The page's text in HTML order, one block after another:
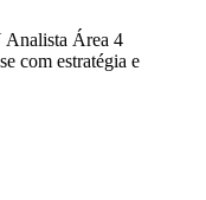
Analista Área 4
com estratégia e